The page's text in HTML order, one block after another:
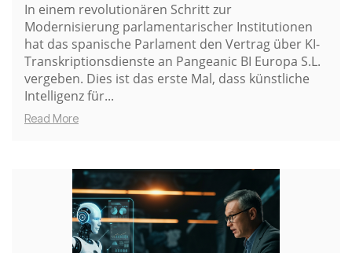
In einem revolutionären Schritt zur
Modernisierung parlamentarischer Institutionen
hat das spanische Parlament den Vertrag über KI-
Transkriptionsdienste an Pangeanic BI Europa S.L.
vergeben. Dies ist das erste Mal, dass künstliche
Intelligenz für...
Read More